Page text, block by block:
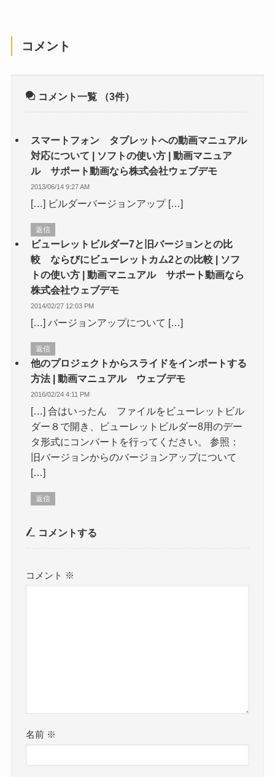
コメント
コメント一覧 （3件）
スマートフォン タブレットへの動画マニュアル
対応について | ソフトの使い方 | 動画マニュア
ル サポート動画なら株式会社ウェブデモ
2013/06/14 9:27 AM
[…] ビルダーバージョンアップ […]
返信
ビューレットビルダー7と旧バージョンとの比
較 ならびにビューレットカム2との比較 | ソフ
トの使い方 | 動画マニュアル サポート動画なら
株式会社ウェブデモ
2014/02/27 12:03 PM
[…] バージョンアップについて […]
返信
他のプロジェクトからスライドをインポートする
方法 | 動画マニュアル ウェブデモ
2016/02/24 4:11 PM
[…] 合はいったん ファイルをビューレットビル
ダー８で開き、ビューレットビルダー8用のデー
タ形式にコンバートを行ってください。 参照：
旧バージョンからのバージョンアップについて
[…]
返信
コメントする
コメント ※
名前 ※